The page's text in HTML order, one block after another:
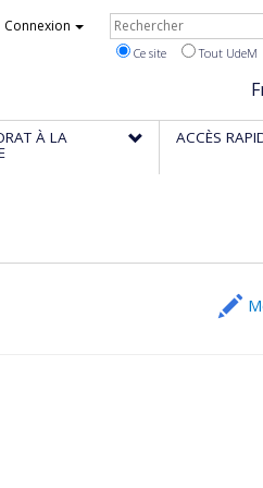
la
Connexion Rechercher
Ce site Tout UdeM
À LA ACCÈS